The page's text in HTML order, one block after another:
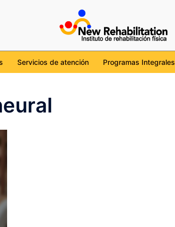
Servicios de atención Programas Integrales